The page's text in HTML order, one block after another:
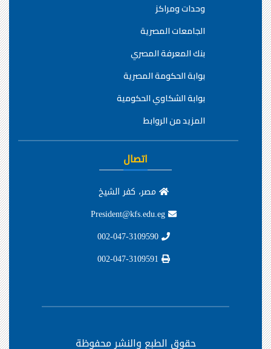
وحدات ومراكز
الجامعات المصرية
بنك المعرفة المصري
بوابة الحكومة المصرية
بوابة الشكاوي الحكومية
المزيد من الروابط
اتصال
مصر، كفر الشيخ
حقوق الطبع والنشر محفوظة